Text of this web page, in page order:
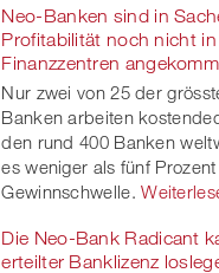
Neo-Banken sind in
Profitabilität noch nicht in
Finanzzentren
Nur zwei von 25 der
Banken arbeiten
den rund 400 Banken
es weniger als fünf
Gewinnschwelle.
Die Neo-Bank Radicant
erteilter Banklizenz